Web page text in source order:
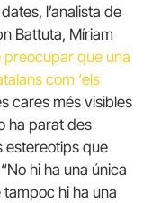
l’analista de
Battuta, Míriam
preocupar que una
com ‘els
cares més visibles
ha parat des
estereotips que
hi ha una única
hi ha una